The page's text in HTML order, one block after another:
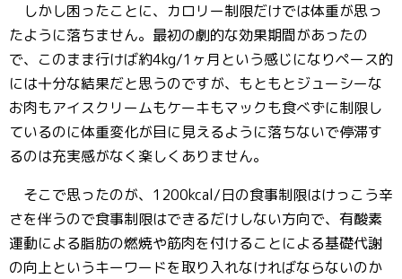
しかし困ったことに、カロリー制限だけでは体重が思っ
たように落ちません。最初の劇的な効果期間があったの
で、このまま行けば約4kg/1ヶ月という感じになりペース的
には十分な結果だと思うのですが、もともとジューシーな
お肉もアイスクリームもケーキもマックも食べずに制限し
ているのに体重変化が目に見えるように落ちないで停滞す
るのは充実感がなく楽しくありません。
そこで思ったのが、1200kcal/日の食事制限はけっこう辛
さを伴うので食事制限はできるだけしない方向で、有酸素
運動による脂肪の燃焼や筋肉を付けることによる基礎代謝
の向上というキーワードを取り入れなければならないのか